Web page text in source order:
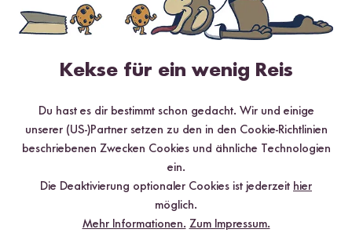
Digitales Rezeptbuch per E-Mail
✔️ Von Sushi über Curry bis hin zu Desserts
✔️ Inklusive Tipps & Tricks für die Zubereitung
Kekse für ein wenig Reis
Du hast es dir bestimmt schon gedacht. Wir und einige
unserer (US-)Partner setzen zu den in den Cookie-Richtlinien
beschriebenen Zwecken Cookies und ähnliche Technologien
ein.
Die Deaktivierung optionaler Cookies ist jederzeit hier
möglich.
Mehr Informationen. Zum Impressum.